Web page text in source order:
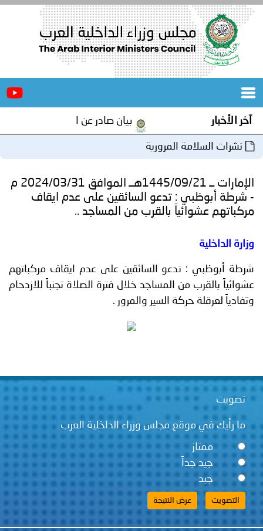
الرئيسية
المجلس
مؤتمرات
و
اجتماعات
جهود
و
إنجازات
برامج
توعوية
الخدمات
الإلكترونية
صور
الأمانة
من
نحن
اتصل
بنا
آخر الأخبار بيان صادر عن الأمانة العامة
نشرات السلامة المرورية
الإمارات ــ 1445/09/21هــ الموافق 2024/03/31 م
- شرطة أبوظبي : تدعو السائقين على عدم ايقاف
مركباتهم عشوائياً بالقرب من المساجد ..
وزارة الداخلية
شرطة أبوظبي : تدعو السائقين على عدم ايقاف مركباتهم
عشوائياً بالقرب من المساجد خلال فترة الصلاة تجنباً للازدحام
وتفادياً لعرقلة حركة السير والمرور .
تصويت
ما رأيك في موقع مجلس وزراء الداخلية العرب
ممتاز
جيد جداً
جيد